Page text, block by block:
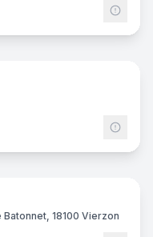
22
8
18100 Vierzon